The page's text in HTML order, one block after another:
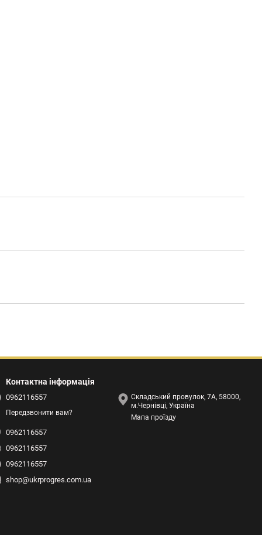
Контактна інформація
0962116557
Передзвонити вам?
0962116557
0962116557
0962116557
shop@ukrprogres.com.ua
Складський провулок, 7А, 58000,
м.Чернівці, Україна
Мапа проїзду